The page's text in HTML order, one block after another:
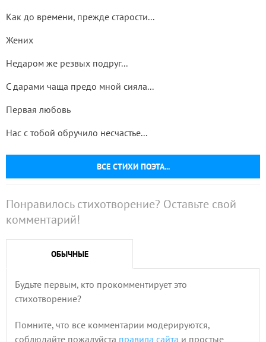
ВСЕ СТИХИ ПОЭТА...
Как до времени, прежде старости...
Жених
Недаром же резвых подруг...
С дарами чаща предо мной сияла...
Первая любовь
Нас с тобой обручило несчастье...
Понравилось стихотворение? Оставьте свой
комментарий!
ОБЫЧНЫЕ
Будьте первым, кто прокомментирует это
стихотворение?
Помните, что все комментарии модерируются,
соблюдайте пожалуйста правила сайта и простые